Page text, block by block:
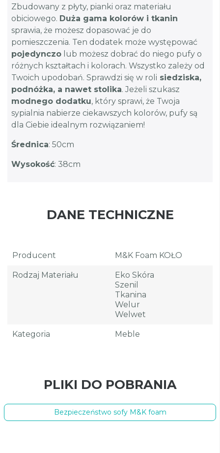
Zbudowany z płyty, pianki oraz materiału
obiciowego. Duża gama kolorów i tkanin
sprawia, że możesz dopasować je do
pomieszczenia. Ten dodatek może występować
pojedynczo lub możesz dobrać do niego pufy o
różnych kształtach i kolorach. Wszystko zależy od
Twoich upodobań. Sprawdzi się w roli siedziska,
podnóżka, a nawet stolika. Jeżeli szukasz
modnego dodatku, który sprawi, że Twoja
sypialnia nabierze ciekawszych kolorów, pufy są
dla Ciebie idealnym rozwiązaniem!
Średnica: 50cm
Wysokość: 38cm
DANE TECHNICZNE
Producent M&K Foam KOŁO
Rodzaj Materiału
Eko Skóra
Szenil
Tkanina
Welur
Welwet
Kategoria Meble
PLIKI DO POBRANIA
Bezpieczeństwo sofy M&K foam